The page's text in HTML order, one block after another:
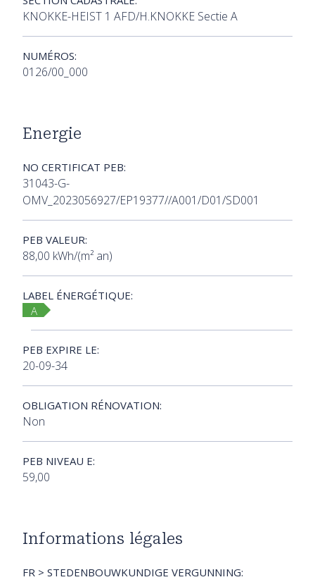
KNOKKE-HEIST 1 AFD/H.KNOKKE Sectie A
NUMÉROS:
0126/00_000
Energie
NO CERTIFICAT PEB:
31043-G-
OMV_2023056927/EP19377//A001/D01/SD001
PEB VALEUR:
88,00 kWh/(m² an)
LABEL ÉNERGÉTIQUE:
A
PEB EXPIRE LE:
20-09-34
OBLIGATION RÉNOVATION:
Non
PEB NIVEAU E:
59,00
Informations légales
FR > STEDENBOUWKUNDIGE VERGUNNING: